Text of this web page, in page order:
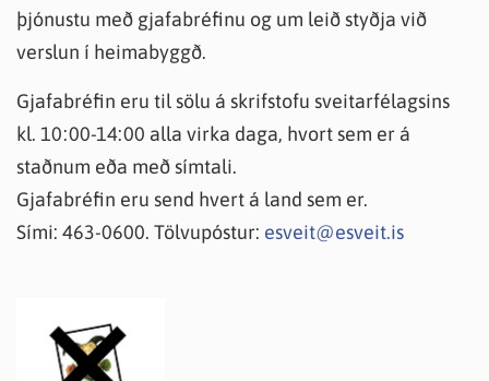
þjónustu með gjafabréfinu og um leið styðja við
verslun í heimabyggð.
Gjafabréfin eru til sölu á skrifstofu sveitarfélagsins
kl. 10:00-14:00 alla virka daga, hvort sem er á
staðnum eða með símtali.
Gjafabréfin eru send hvert á land sem er.
Sími: 463-0600. Tölvupóstur: esveit@esveit.is